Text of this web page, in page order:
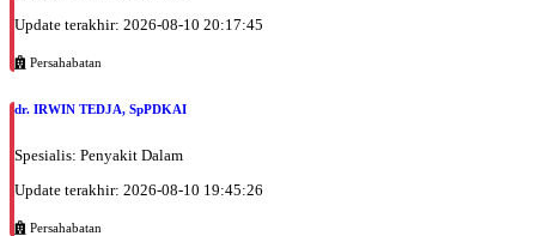
Update terakhir: 2026-08-10 20:17:45
Persahabatan
dr. IRWIN TEDJA, SpPDKAI
Spesialis: Penyakit Dalam
Update terakhir: 2026-08-10 19:45:26
Persahabatan